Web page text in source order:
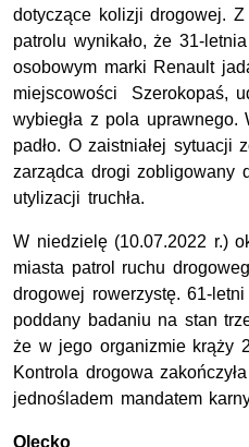
dotyczące kolizji drogowej.
patrolu wynikało, że 31-
osobowym marki Renault
miejscowości Szerokopaś,
wybiegła z pola
padło. O zaistniałej sytuacji
zarządca drogi zobligowany
utylizacji truchła.
W niedzielę (10.07.2022 r.)
miasta patrol ruchu
drogowej rowerzystę. 61-
poddany badaniu na stan
że w jego organizmie krąży
Kontrola drogowa
jednośladem mandatem
Olecko